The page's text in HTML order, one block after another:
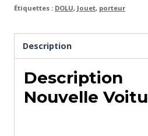
Étiquettes : DOLU, Jouet, porteur
Description
Description
Nouvelle